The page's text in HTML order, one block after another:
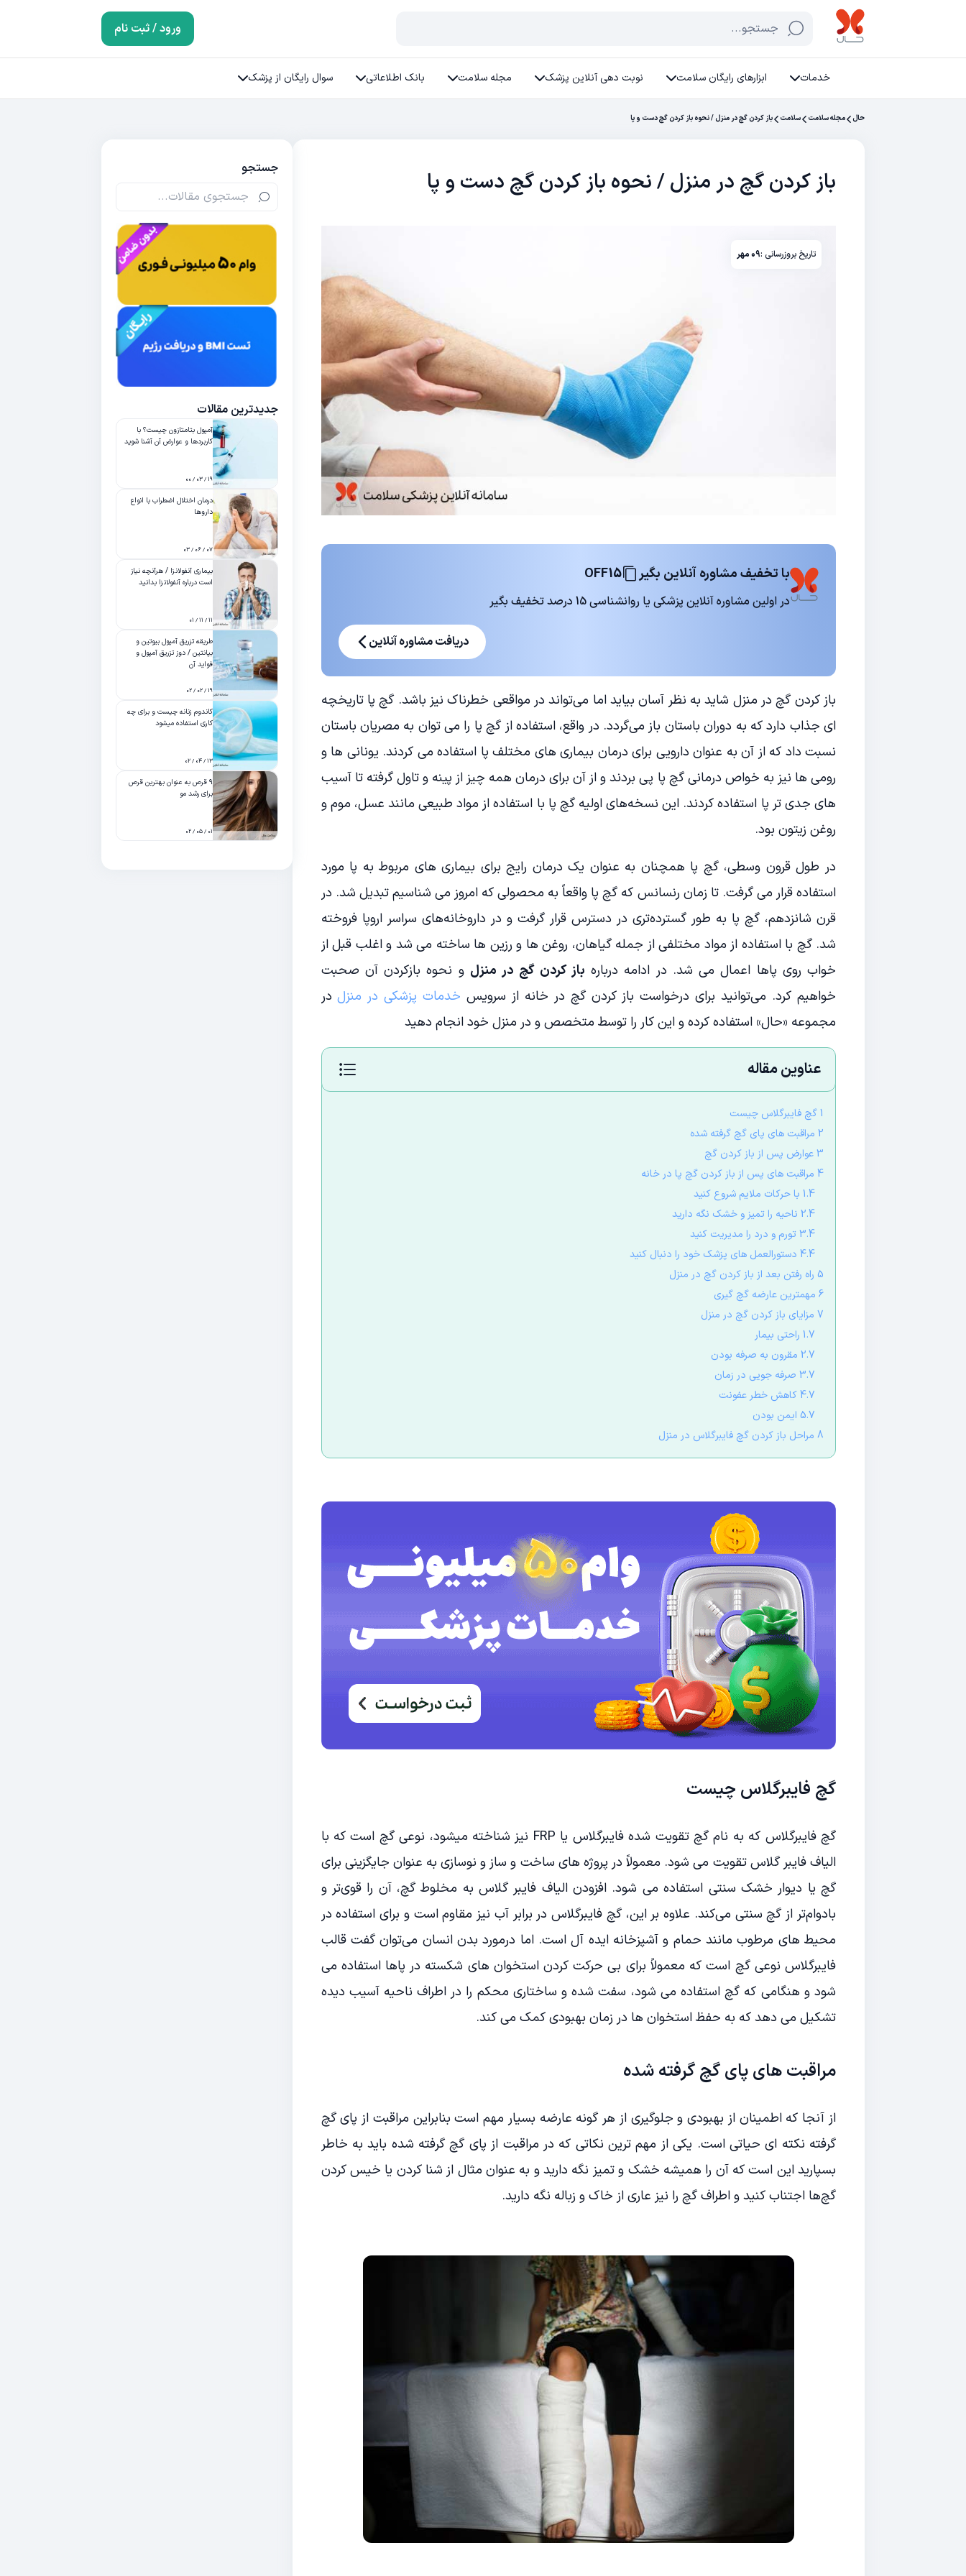
جستجو... ورود / ثبت نام
خدمات ابزارهای رایگان سلامت نوبت دهی آنلاین پزشک مجله سلامت بانک اطلاعاتی سوال رایگان از پزشک
حال مجله سلامت سلامت باز کردن گچ در منزل / نحوه باز كردن گچ دست و پا
باز کردن گچ در منزل / نحوه باز كردن گچ دست و پا
تاریخ بروزرسانی :۰۹ مهر
با تخفیف مشاوره آنلاین بگیر OFF15
در اولین مشاوره آنلاین پزشکی یا روانشناسی 15 درصد تخفیف بگیر
دریافت مشاوره آنلاین
باز کردن گچ در منزل شاید به نظر آسان بیاید اما می‌تواند در مواقعی خطرناک نیز باشد. گچ پا تاریخچه
ای جذاب دارد که به دوران باستان باز می‌گردد. در واقع، استفاده از گچ پا را می توان به مصریان باستان
نسبت داد که از آن به عنوان دارویی برای درمان بیماری های مختلف پا استفاده می کردند. یونانی ها و
رومی ها نیز به خواص درمانی گچ پا پی بردند و از آن برای درمان همه چیز از پینه و تاول گرفته تا آسیب
های جدی تر پا استفاده کردند. این نسخه‌های اولیه گچ پا با استفاده از مواد طبیعی مانند عسل، موم و
روغن زیتون بود.
در طول قرون وسطی، گچ پا همچنان به عنوان یک درمان رایج برای بیماری های مربوط به پا مورد
استفاده قرار می گرفت. تا زمان رنسانس که گچ پا واقعاً به محصولی که امروز می شناسیم تبدیل شد. در
قرن شانزدهم، گچ پا به طور گسترده‌تری در دسترس قرار گرفت و در داروخانه‌های سراسر اروپا فروخته
شد. گچ با استفاده از مواد مختلفی از جمله گیاهان، روغن ها و رزین ها ساخته می شد و اغلب قبل از
خواب روی پاها اعمال می شد. در ادامه درباره باز کردن گچ در منزل و نحوه بازکردن آن صحبت
خواهیم کرد. می‌توانید برای درخواست باز کردن گچ در خانه از سرویس خدمات پزشکی در منزلدر
مجموعه «حال» استفاده کرده و این کار را توسط متخصص و در منزل خود انجام دهید
عناوین مقاله
1 گچ فایبرگلاس چیست
2 مراقبت های پای گچ گرفته شده
3 عوارض پس از باز کردن گچ
4 مراقبت های پس از باز کردن گچ پا در خانه
1.4 با حرکات ملایم شروع کنید
2.4 ناحیه را تمیز و خشک نگه دارید
3.4 تورم و درد را مدیریت کنید
4.4 دستورالعمل های پزشک خود را دنبال کنید
5 راه رفتن بعد از باز کردن گچ در منزل
6 مهمترین عارضه گچ گیری
7 مزایای باز کردن گچ در منزل
1.7 راحتی بیمار
2.7 مقرون به صرفه بودن
3.7 صرفه جویی در زمان
4.7 کاهش خطر عفونت
5.7 ایمن بودن
8 مراحل باز کردن گچ فایبرگلاس در منزل
گچ فایبرگلاس چیست
گچ فایبرگلاس که به نام گچ تقویت شده فایبرگلاس یا FRP نیز شناخته میشود، نوعی گچ است که با
الیاف فایبر گلاس تقویت می شود. معمولاً در پروژه های ساخت و ساز و نوسازی به عنوان جایگزینی برای
گچ یا دیوار خشک سنتی استفاده می شود. افزودن الیاف فایبر گلاس به مخلوط گچ، آن را قوی‌تر و
بادوام‌تر از گچ سنتی می‌کند. علاوه بر این، گچ فایبرگلاس در برابر آب نیز مقاوم است و برای استفاده در
محیط های مرطوب مانند حمام و آشپزخانه ایده آل است. اما درمورد بدن انسان می‌توان گفت قالب
فایبرگلاس نوعی گچ است که معمولاً برای بی حرکت کردن استخوان های شکسته در پاها استفاده می
شود و هنگامی که گچ استفاده می شود، سفت شده و ساختاری محکم را در اطراف ناحیه آسیب دیده
تشکیل می دهد که به حفظ استخوان ها در زمان بهبودی کمک می کند.
مراقبت های پای گچ گرفته شده
از آنجا که اطمینان از بهبودی و جلوگیری از هر گونه عارضه بسیار مهم است بنابراین مراقبت از پای گچ
گرفته نکته ای حیاتی است. یکی از مهم ترین نکاتی که در مراقبت از پای گچ گرفته شده باید به خاطر
بسپارید این است که آن را همیشه خشک و تمیز نگه دارید و به عنوان مثال از شنا کردن یا خیس کردن
گچ‌ها اجتناب کنید و اطراف گچ را نیز عاری از خاک و زباله نگه دارید.
جستجو
جدیدترین مقالات
آمپول بتامتازون چیست؟ با
کاربردها و عوارض آن آشنا شوید
۱۹ / ۰۳ / ۰۰
درمان اختلال اضطراب با انواع
داروها
۰۷ / ۰۶ / ۰۳
بیماری آنفولانزا / هرآنچه نیاز
است درباره آنفولانزا بدانید
۱۱ / ۱۱ / ۰۱
طریقه تزریق آمپول بیوتین و
بپانتین / دوز تزریق آمپول و
فواید آن
۱۹ / ۰۲ / ۰۲
کاندوم زنانه چیست و برای چه
کاری استفاده میشود
۱۳ / ۰۴ / ۰۲
۹ قرص به عنوان بهترین قرص
برای رشد مو
۰۱ / ۰۵ / ۰۲